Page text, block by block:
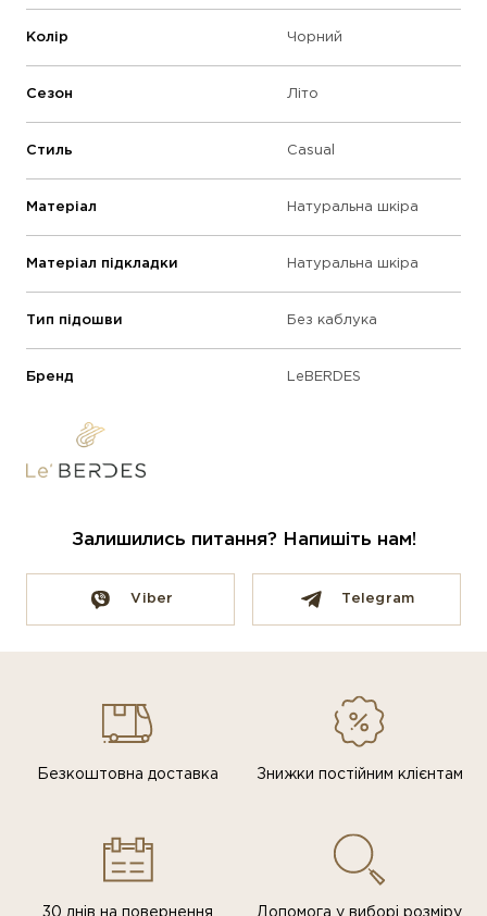
Колір Чорний
Сезон Літо
Стиль Casual
Матеріал Натуральна шкіра
Матеріал підкладки Натуральна шкіра
Тип підошви Без каблука
Бренд LeBERDES
Залишились питання? Напишіть нам!
Viber Telegram
Безкоштовна доставка Знижки постiйним клiєнтам
30 днів на повернення Допомога у виборі розміру